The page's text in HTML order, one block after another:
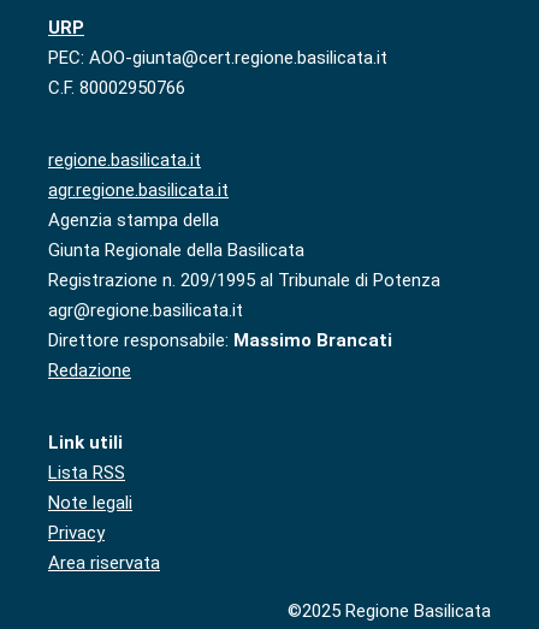
URP
PEC: AOO-giunta@cert.regione.basilicata.it
C.F. 80002950766
regione.basilicata.it
agr.regione.basilicata.it
Agenzia stampa della
Giunta Regionale della Basilicata
Registrazione n. 209/1995 al Tribunale di Potenza
agr@regione.basilicata.it
Direttore responsabile: Massimo Brancati
Redazione
Link utili
Lista RSS
Note legali
Privacy
Area riservata
©2025 Regione Basilicata